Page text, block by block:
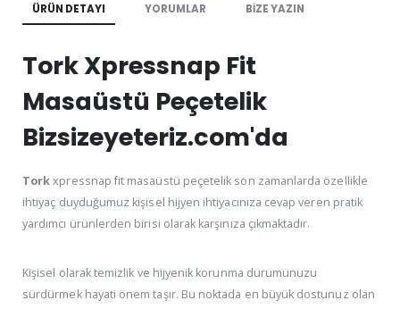
ÜRÜN DETAYI YORUMLAR BIZE YAZIN
Tork Xpressnap Fit
Masaüstü Peçetelik
Bizsizeyeteriz.com'da
Torkxpressnap fit masaüstü peçetelik son zamanlarda özellikle
ihtiyaç duyduğumuz kişisel hijyen ihtiyacınıza cevap veren pratik
yardımcı ürünlerden birisi olarak karşınıza çıkmaktadır.
Kişisel olarak temizlik ve hijyenik korunma durumunuzu
sürdürmek hayati önem taşır. Bu noktada en büyük dostunuz olan